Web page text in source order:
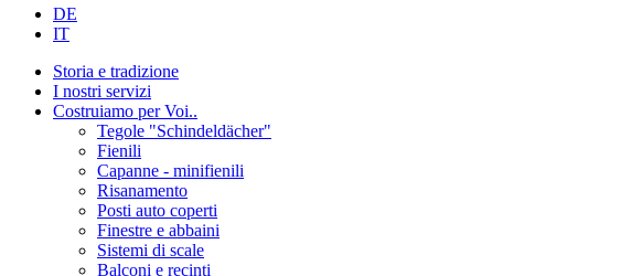
DE
IT
Storia e tradizione
I nostri servizi
Costruiamo per Voi..
Tegole "Schindeldächer"
Fienili
Capanne - minifienili
Risanamento
Posti auto coperti
Finestre e abbaini
Sistemi di scale
Balconi e recinti